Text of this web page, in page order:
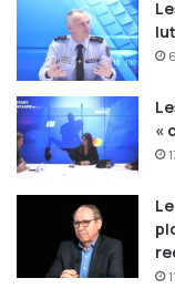
* Future Of IT Tour
Managers Groupe à
RSSI. Il a proposé
le 16 janvier,
Paris les 17 et 24
Rendez-vous
19 juin 2025. Cet
220 DSI, RSSI et
«